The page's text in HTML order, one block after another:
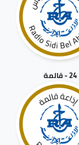
24 - قالمة